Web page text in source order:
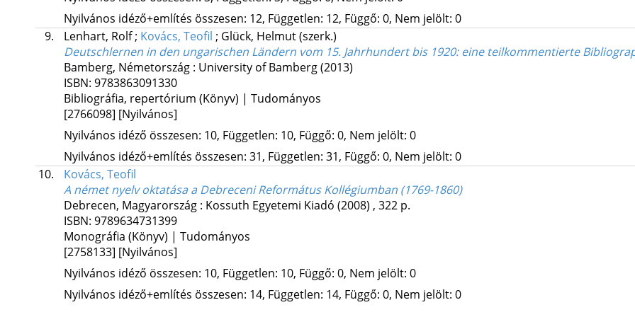
Nyilvános idéző+említés összesen: 12, Független: 12, Függő: 0, Nem jelölt: 0
9.
Lenhart, Rolf; Kovács, Teofil ; Glück, Helmut(szerk.)
Deutschlernen in den ungarischen Ländern vom 15. Jahrhundert bis 1920: eine teilkommentierte
Bamberg, Németország : University of Bamberg(2013)
ISBN: 9783863091330
Bibliográfia, repertórium (Könyv) | Tudományos
[2766098] [Nyilvános]
Nyilvános idéző összesen: 10, Független: 10, Függő: 0, Nem jelölt: 0
Nyilvános idéző+említés összesen: 31, Független: 31, Függő: 0, Nem jelölt: 0
10.
Kovács, Teofil
A német nyelv oktatása a Debreceni Református Kollégiumban (1769-1860)
Debrecen, Magyarország : Kossuth Egyetemi Kiadó (2008) , 322 p.
ISBN: 9789634731399
Monográfia (Könyv) | Tudományos
[2758133] [Nyilvános]
Nyilvános idéző összesen: 10, Független: 10, Függő: 0, Nem jelölt: 0
Nyilvános idéző+említés összesen: 14, Független: 14, Függő: 0, Nem jelölt: 0